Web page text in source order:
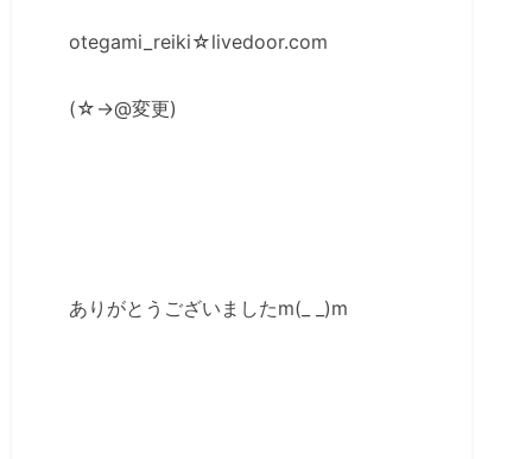
otegami_reiki☆livedoor.com
(☆→@変更)
ありがとうございましたm(_ _)m